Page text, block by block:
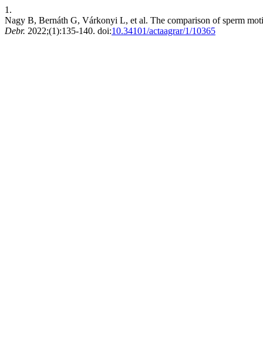
1.
Nagy B, Bernáth G, Várkonyi L, et al. The comparison of sperm
Debr. 2022;(1):135-140. doi:10.34101/actaagrar/1/10365